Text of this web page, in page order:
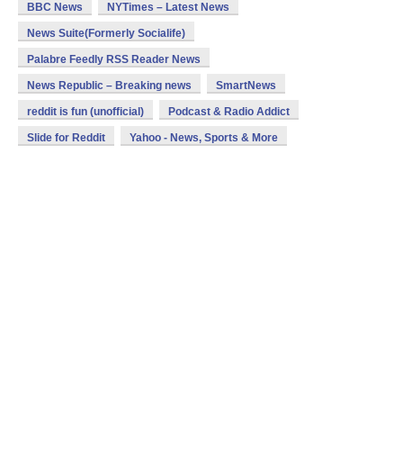
BBC News NYTimes – Latest News
News Suite(Formerly Socialife)
Palabre Feedly RSS Reader News
News Republic – Breaking news SmartNews
reddit is fun (unofficial) Podcast & Radio Addict
Slide for Reddit Yahoo - News, Sports & More